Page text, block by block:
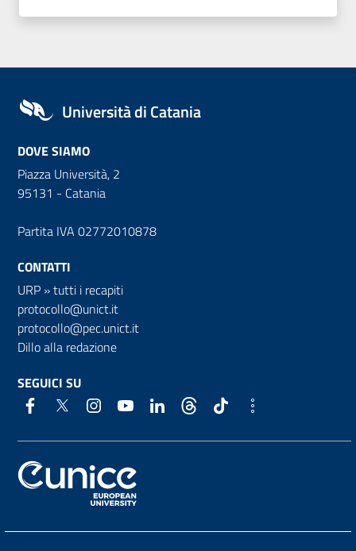
Università di Catania
DOVE SIAMO
Piazza Università, 2
95131 - Catania
Partita IVA 02772010878
CONTATTI
URP »tutti i recapiti
protocollo@unict.it
protocollo@pec.unict.it
Dillo alla redazione
SEGUICI SU